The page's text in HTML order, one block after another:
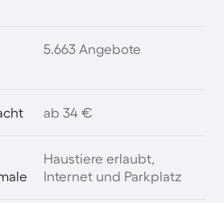
5.663 Angebote
ab 34 €
Haustiere erlaubt,
Internet und Parkplatz